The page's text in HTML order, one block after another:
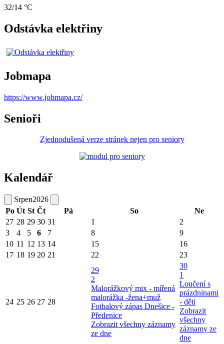
32/14 °C
Odstávka elektřiny
Jobmapa
https://www.jobmapa.cz/
Senioři
Zjednodušená verze stránek nejen pro seniory
Kalendář
Srpen2026
Po Út St Čt Pá So
Ne
27 28 29 30 31 1
2
3
4 5 6 7 8
9
10 11 12 13 14 15
16
17 18 19 20 21 22 23
24 25 26 27 28
29
2
Malorážkový mix - mířená
malorážka -žena+muž
Fotbalový zápas Dnešice -
Předenice
Zobrazit všechny záznamy
ze dne
30
1
Loučení s
prázdninami
- děti
Zobrazit
všechny
záznamy ze
dne